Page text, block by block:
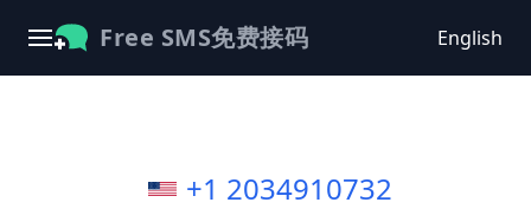
Free SMS免费接码 English
+1 2034910732